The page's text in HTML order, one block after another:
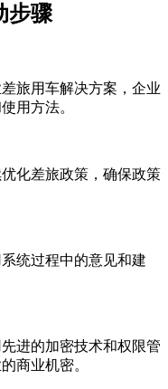
步骤
旅用车解决方案，企业
用方法。
化差旅政策，确保政策
统过程中的意见和建
进的加密技术和权限管
商业机密。